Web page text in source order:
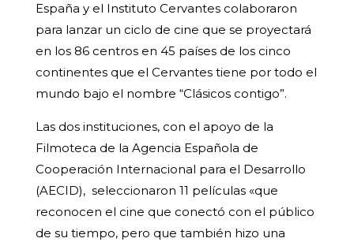
España y el Instituto Cervantes colaboraron
para lanzar un ciclo de cine que se proyectará
en los 86 centros en 45 países de los cinco
continentes que el Cervantes tiene por todo el
mundo bajo el nombre “Clásicos contigo”.
Las dos instituciones, con el apoyo de la
Filmoteca de la Agencia Española de
Cooperación Internacional para el Desarrollo
(AECID), seleccionaron 11 películas «que
reconocen el cine que conectó con el público
de su tiempo, pero que también hizo una